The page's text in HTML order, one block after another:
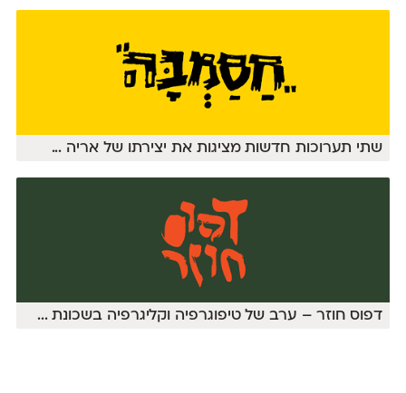
שתי תערוכות חדשות מציגות את יצירתו של אריה ...
דפוס חוזר – ערב של טיפוגרפיה וקליגרפיה בשכונת...